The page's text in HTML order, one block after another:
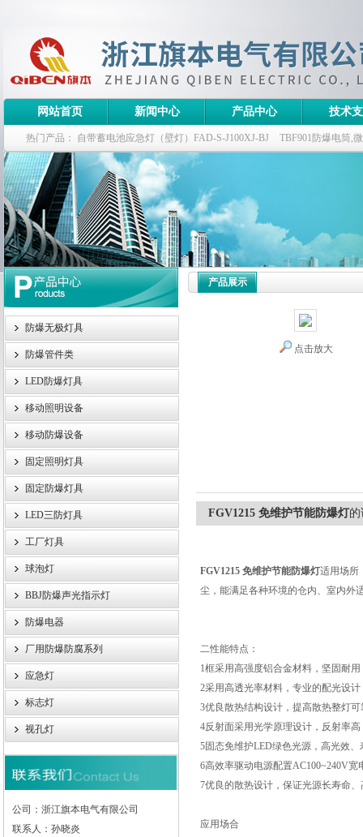
浙江旗本电气有限公司
网站首页 新闻中心 产品中心 技术
热门产品： 自带蓄电池应急灯（壁灯）FAD-S-J100XJ-BJ TBF901防爆电筒,
栏式无极灯 G9960-W120W长寿无极工厂灯,三防无极灯
防爆泛光灯
防爆无极灯具
防爆管件类
LED防爆灯具
移动照明设备
移动防爆设备
固定照明灯具
固定防爆灯具
LED三防灯具
工厂灯具
球泡灯
BBJ防爆声光指示灯
防爆电器
厂用防爆防腐系列
应急灯
标志灯
视孔灯
公司：浙江旗本电气有限公司
联系人：孙晓炎
产品展示
点击放大
FGV1215 免维护节能防爆灯
FGV1215 免维护节能防爆灯适用场所
尘，能满足各种环境的仓内、室内外
二性能特点：
1框采用高强度铝合金材料，坚固耐
2采用高透光率材料，专业的配光设
3优良散热结构设计，提高散热整灯
4反射面采用光学原理设计，反射率
5固态免维护LED绿色光源，高光效
6高效率驱动电源配置AC100~240V宽
7优良的散热设计，保证光源长寿命
应用场合